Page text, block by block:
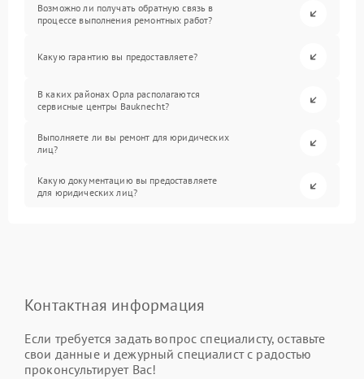
Возможно ли получать обратную связь в
процессе выполнения ремонтных работ?
Какую гарантию вы предоставляете?
В каких районах Орла располагаются
сервисные центры Bauknecht?
Выполняете ли вы ремонт для юридических
лиц?
Какую документацию вы предоставляете
для юридических лиц?
Контактная информация
Если требуется задать вопрос специалисту, оставьте
свои данные и дежурный специалист с радостью
проконсультирует Вас!